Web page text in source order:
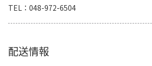
TEL
048-972-6504
配送情報